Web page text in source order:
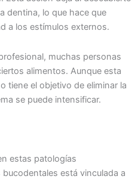
dentina, lo que hace que
a los estímulos externos.
muchas personas
alimentos. Aunque esta
tiene el objetivo de eliminar la
se puede intensificar.
estas patologías
está vinculada a